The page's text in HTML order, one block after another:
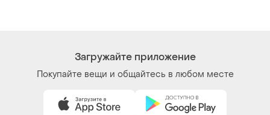
Загружайте приложение
Покупайте вещи и общайтесь в любом месте